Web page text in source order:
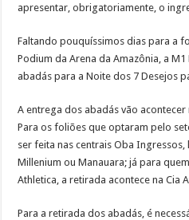
apresentar, obrigatoriamente, o
Faltando pouquíssimos dias para a
Podium da Arena da Amazônia, a
abadás para a Noite dos 7 Desejos
A entrega dos abadás vão
Para os foliões que optaram pelo
ser feita nas centrais Oba
Millenium ou Manauara; já para
Athletica, a retirada acontece na Cia
Para a retirada dos abadás, é